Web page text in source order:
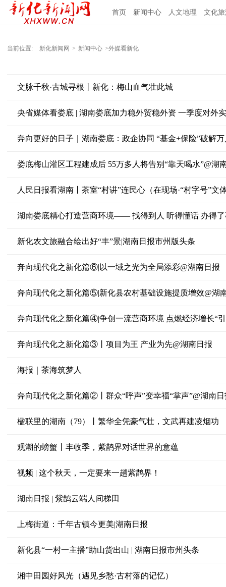
首页 新闻中心 人文地理 文化
当前位置: 新化新闻网 > 新闻中心 >外媒看新化
文脉千秋·古城寻根丨新化：梅山血气壮此城
央省媒体看娄底 | 湖南娄底加力稳外贸稳外资 一季度对外
奔向更好的日子｜湖南娄底：政企协同 “基金+保险”破解
娄底梅山灌区工程建成后 55万多人将告别“靠天喝水”@湖
人民日报看湖南丨茶室“村讲”连民心（在现场·“村字号”文
湖南娄底精心打造营商环境—— 找得到人 听得懂话 办得了
新化农文旅融合绘出好“丰”景|湖南日报市州版头条
奔向现代化之新化篇⑥|以一域之光为全局添彩@湖南日报
奔向现代化之新化篇⑤|新化县农村基础设施提质增效@湖
奔向现代化之新化篇④|争创一流营商环境 点燃经济增长“
奔向现代化之新化篇③丨项目为王 产业为先@湖南日报
海报｜茶海筑梦人
奔向现代化之新化篇②丨群众“呼声”变幸福“掌声”@湖南日
楹联里的湖南（79）丨繁华全凭豪气壮，文武再建凌烟功
观潮的螃蟹丨丰收季，紫鹊界对话世界的意蕴
视频 | 这个秋天，一定要来一趟紫鹊界！
湖南日报 | 紫鹊云端人间梯田
上梅街道：千年古镇今更美|湖南日报
新化县“一村一主播”助山货出山 | 湖南日报市州头条
湘中田园好风光（遇见乡愁·古村落的记忆）